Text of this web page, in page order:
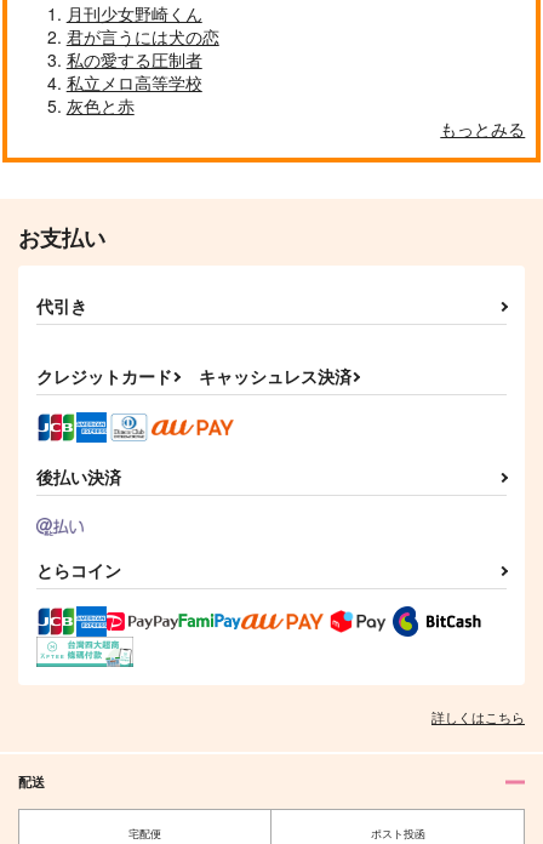
作品詳細
ゆーき★電球
377円（税込）
ヴィクトル×勝生勇利
紅茶シフォン
292 円
Abyss
ョップ
472
ユーリ!!! on ICE
ヴィクトル×勝生勇利
サンプル
月刊少女野崎くん
君が言うには犬の恋
私の愛する圧制者
私立メロ高等学校
灰色と赤
もっとみる
お支払い
代引き
クレジットカード キャッシュレス決済
後払い決済
とらコイン
詳しくはこちら
配送
宅配便 ポスト投函